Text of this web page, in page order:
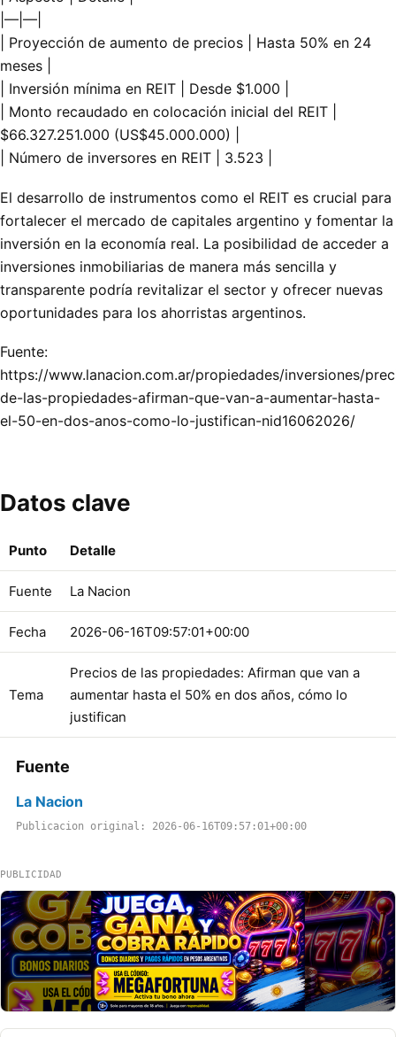
|—|—|
| Proyección de aumento de precios | Hasta 50% en 24
meses |
| Inversión mínima en REIT | Desde $1.000 |
| Monto recaudado en colocación inicial del REIT |
$66.327.251.000 (US$45.000.000) |
| Número de inversores en REIT | 3.523 |
El desarrollo de instrumentos como el REIT es crucial para
fortalecer el mercado de capitales argentino y fomentar la
inversión en la economía real. La posibilidad de acceder a
inversiones inmobiliarias de manera más sencilla y
transparente podría revitalizar el sector y ofrecer nuevas
oportunidades para los ahorristas argentinos.
Fuente:
https://www.lanacion.com.ar/propiedades/inversiones/
de-las-propiedades-afirman-que-van-a-aumentar-hasta-
el-50-en-dos-anos-como-lo-justifican-nid16062026/
Datos clave
Punto Detalle
Fuente La Nacion
Fecha 2026-06-16T09:57:01+00:00
Tema
Precios de las propiedades: Afirman que van a
aumentar hasta el 50% en dos años, cómo lo
justifican
Fuente
La Nacion
Publicacion original: 2026-06-16T09:57:01+00:00
PUBLICIDAD